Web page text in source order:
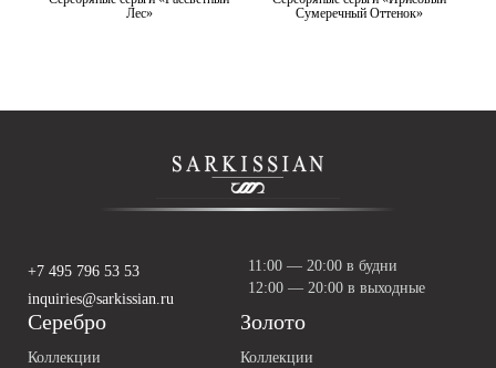
Лес»
Сумеречный Оттенок»
Серебро
Коллекции
Золото
Коллекции
+7 495 796 53 53
inquiries@sarkissian.ru
11:00 — 20:00 в будни
12:00 — 20:00 в выходные